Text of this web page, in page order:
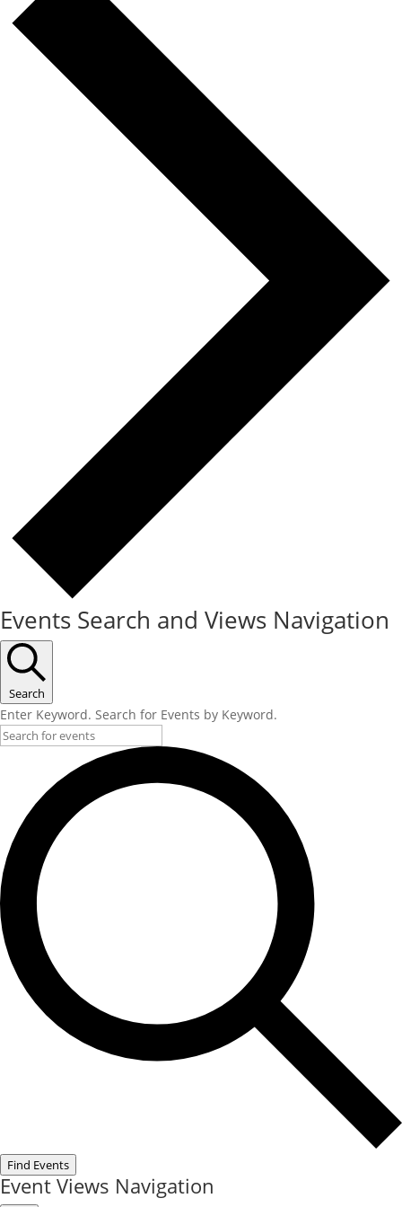
Events Search and Views Navigation
Search
Enter Keyword. Search for Events by Keyword.
Find Events
Event Views Navigation